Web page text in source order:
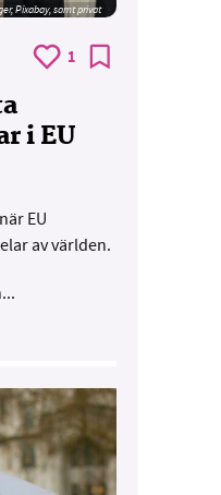
Pixabay, samt privat
1
i EU
EU
av världen.